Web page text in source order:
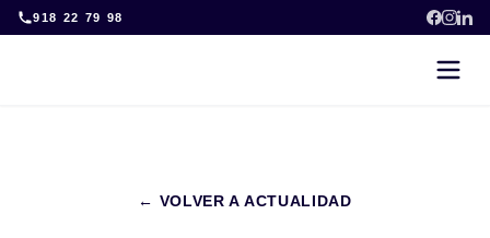
Skip
to
918 22 79 98
← VOLVER A ACTUALIDAD